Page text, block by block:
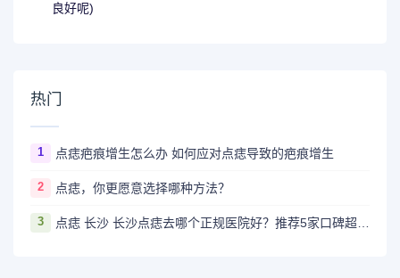
良好呢)
热门
1 点痣疤痕增生怎么办 如何应对点痣导致的疤痕增生
2 点痣，你更愿意选择哪种方法？
3